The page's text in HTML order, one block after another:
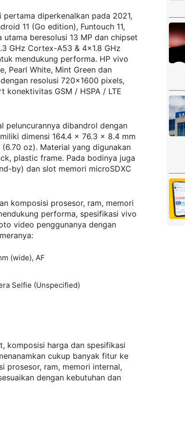
diperkenalkan pada 2021,
11 (Go edition), Funtouch 11,
beresolusi 13 MP dan chipset
GHz Cortex-A53 & 4×1.8 GHz
mendukung performa. HP vivo
Pearl White, Mint Green dan
resolusi 720×1600 pixels,
konektivitas GSM / HSPA / LTE
peluncurannya dibandrol dengan
dimensi 164.4 x 76.3 x 8.4 mm
oz). Material yang digunakan
plastic frame. Pada bodinya juga
by) dan slot memori microSDXC
komposisi prosesor, ram, memori
performa, spesifikasi vivo
video penggunanya dengan
(wide), AF
Selfie (Unspecified)
komposisi harga dan spesifikasi
cukup banyak fitur ke
prosesor, ram, memori internal,
dengan kebutuhan dan